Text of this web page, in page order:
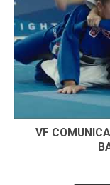
VF